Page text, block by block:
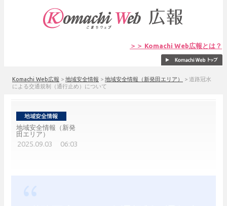
＞＞ Komachi Web広報とは？
Komachi Web広報 > 地域安全情報 > 地域安全情報（新発田エリア） > 道路冠水
による交通規制（通行止め）について
地域安全情報（新発
田エリア）
2025.09.03 06:03